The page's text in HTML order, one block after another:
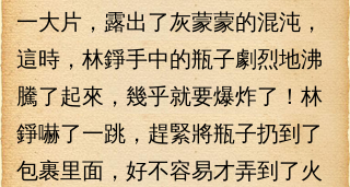
一大片，露出了灰蒙蒙的混沌，
這時，林錚手中的瓶子劇烈地沸
騰了起來，幾乎就要爆炸了！林
錚嚇了一跳，趕緊將瓶子扔到了
包裹里面，好不容易才弄到了火